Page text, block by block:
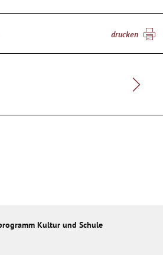
drucken
Kultur und Schule